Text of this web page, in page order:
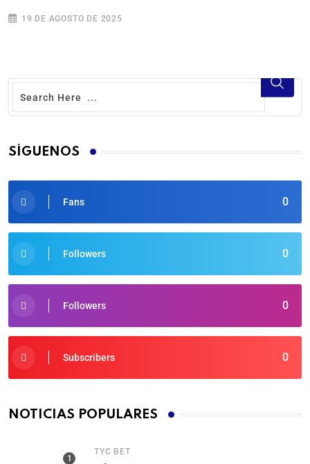
19 DE AGOSTO DE 2025
SÍGUENOS
0
Fans
0
Followers
0
Followers
0
Subscribers
NOTICIAS POPULARES
TYC BET